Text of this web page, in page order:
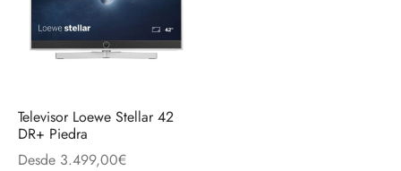
Televisor Loewe Stellar 42
DR+ Piedra
Desde 3.499,00€